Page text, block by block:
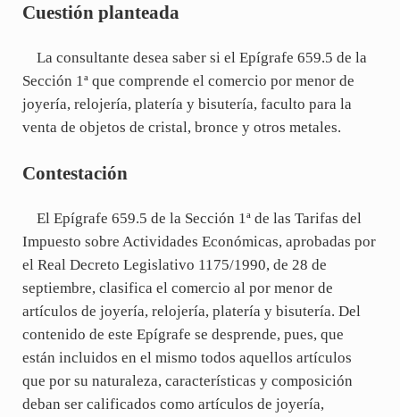
Cuestión planteada
La consultante desea saber si el Epígrafe 659.5 de la
Sección 1ª que comprende el comercio por menor de
joyería, relojería, platería y bisutería, faculto para la
venta de objetos de cristal, bronce y otros metales.
Contestación
El Epígrafe 659.5 de la Sección 1ª de las Tarifas del
Impuesto sobre Actividades Económicas, aprobadas por
el Real Decreto Legislativo 1175/1990, de 28 de
septiembre, clasifica el comercio al por menor de
artículos de joyería, relojería, platería y bisutería. Del
contenido de este Epígrafe se desprende, pues, que
están incluidos en el mismo todos aquellos artículos
que por su naturaleza, características y composición
deban ser calificados como artículos de joyería,